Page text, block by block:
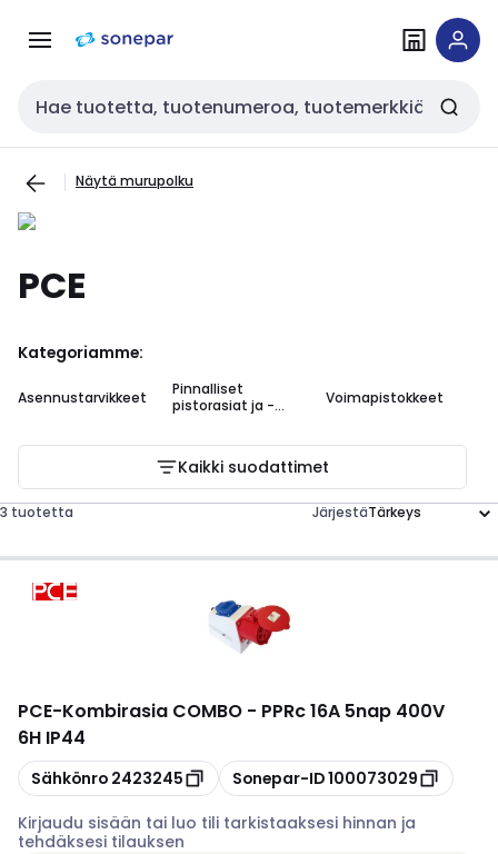
navigointiinsisältöön
Haku
Näytä murupolku
PCE
Kategoriamme:
Asennustarvikkeet
Pinnalliset
pistorasiat ja -
Voimapistokkeet
Kaikki suodattimet
3 tuotetta Järjestä
PCE-Kombirasia COMBO - PPRc 16A 5nap 400V
6H IP44
Kopioi
Sähkönro 2423245 Kopioi
Sonepar-ID100073029
Kirjaudu sisään tai luo tili tarkistaaksesi hinnan ja
tehdäksesi tilauksen